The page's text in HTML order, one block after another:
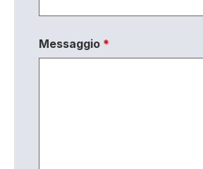
Messaggio *